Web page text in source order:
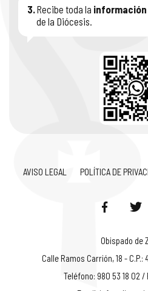
3.Recibe toda la información
de la Diócesis.
AVISO LEGAL POLÍTICA DE
Obispado de
Calle Ramos Carrión, 18 -
Teléfono: 980 53 18 02